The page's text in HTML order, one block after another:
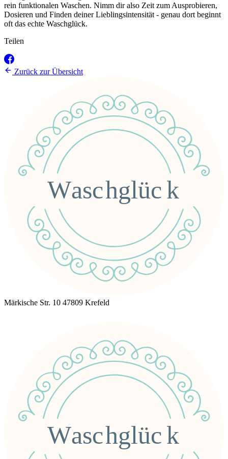
rein funktionalen Waschen. Nimm dir also Zeit zum Ausprobieren,
Dosieren und Finden deiner Lieblingsintensität - genau dort beginnt
oft das echte Waschglück.
Teilen
Zurück zur Übersicht
Märkische Str. 10 47809 Krefeld